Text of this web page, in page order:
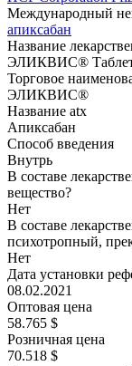
Международный
апиксабан
Название
ЭЛИКВИС®
Торговое
ЭЛИКВИС®
Название atx
Апиксабан
Способ введения
Внутрь
В составе
вещество?
Нет
В составе
психотропный,
Нет
Дата установки
08.02.2021
Оптовая цена
58.765 $
Розничная цена
70.518 $